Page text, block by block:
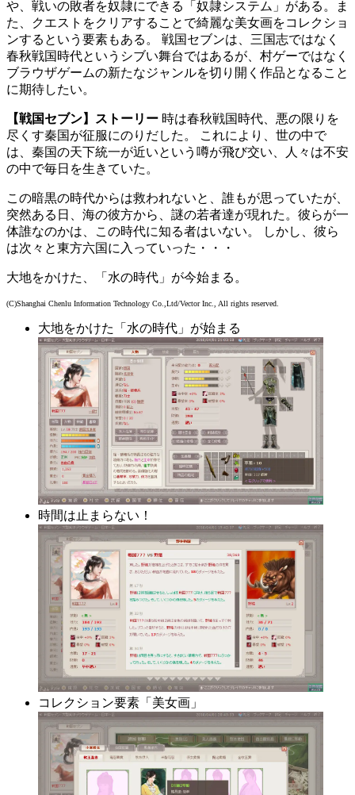
や、戦いの敗者を奴隷にできる「奴隷システム」がある。ま
た、クエストをクリアすることで綺麗な美女画をコレクショ
ンするという要素もある。 戦国セブンは、三国志ではなく
春秋戦国時代というシブい舞台ではあるが、村ゲーではなく
ブラウザゲームの新たなジャンルを切り開く作品となること
に期待したい。
【戦国セブン】ストーリー 時は春秋戦国時代、悪の限りを
尽くす秦国が征服にのりだした。 これにより、世の中で
は、秦国の天下統一が近いという噂が飛び交い、人々は不安
の中で毎日を生きていた。
この暗黒の時代からは救われないと、誰もが思っていたが、
突然ある日、海の彼方から、謎の若者達が現れた。彼らが一
体誰なのかは、この時代に知る者はいない。 しかし、彼ら
は次々と東方六国に入っていった・・・
大地をかけた、「水の時代」が今始まる。
(C)Shanghai Chenlu Information Technology Co.,Ltd/Vector Inc., All rights reserved.
大地をかけた「水の時代」が始まる
時間は止まらない！
コレクション要素「美女画」